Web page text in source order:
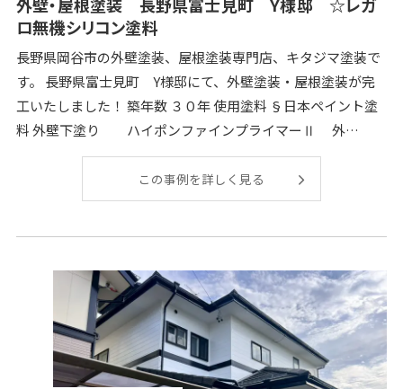
外壁・屋根塗装 長野県富士見町 Y様邸 ☆レガ
ロ無機シリコン塗料
長野県岡谷市の外壁塗装、屋根塗装専門店、キタジマ塗装で
す。 長野県富士見町 Y様邸にて、外壁塗装・屋根塗装が完
工いたしました！ 築年数 ３０年 使用塗料 §日本ペイント塗
料 外壁下塗り ハイポンファインプライマーⅡ 外
壁
この事例を詳しく見る